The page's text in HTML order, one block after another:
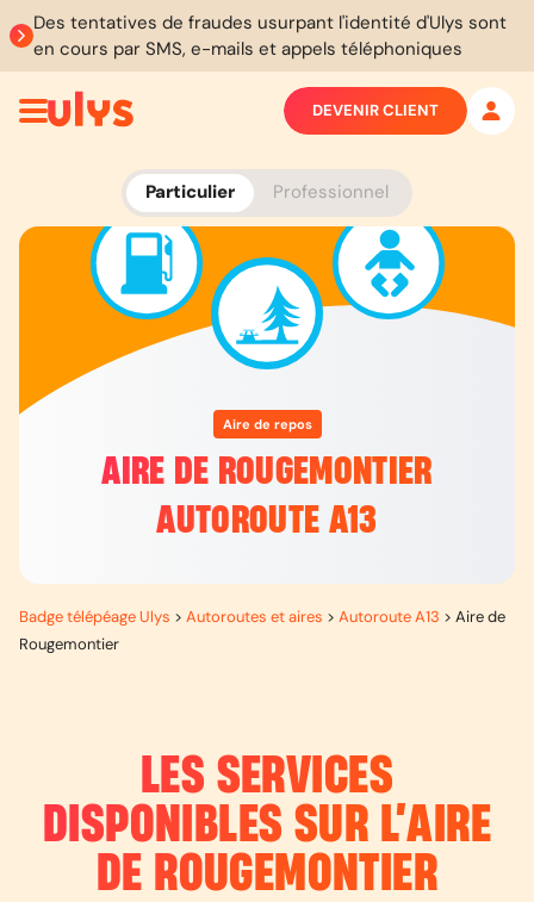
Des tentatives de fraudes usurpant l'identité d'Ulys sont
en cours par SMS, e-mails et appels téléphoniques
Particulier Professionnel
DEVENIR CLIENT
Aire de repos
AIRE DE ROUGEMONTIER
AUTOROUTE A13
Badge télépéage Ulys > Autoroutes et aires > Autoroute A13 > Aire de
Rougemontier
LES SERVICES
DISPONIBLES SUR L’AIRE
DE ROUGEMONTIER